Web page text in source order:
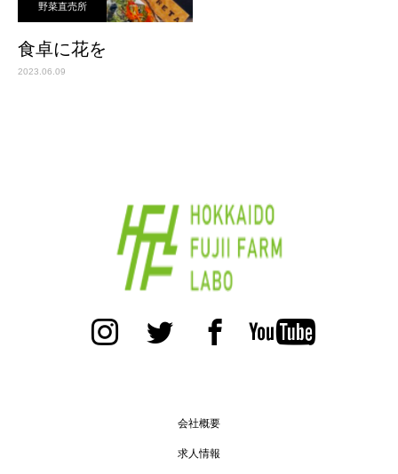
野菜直売所
食卓に花を
2023.06.09
会社概要
求人情報